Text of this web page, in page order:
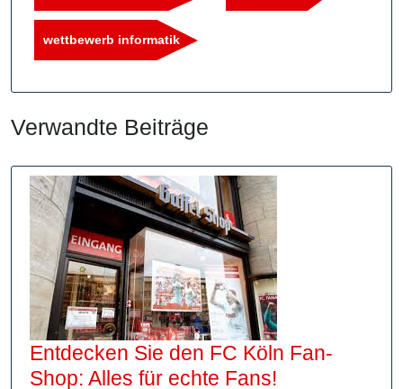
wettbewerb informatik
Verwandte Beiträge
Entdecken Sie den FC Köln Fan-
Shop: Alles für echte Fans!